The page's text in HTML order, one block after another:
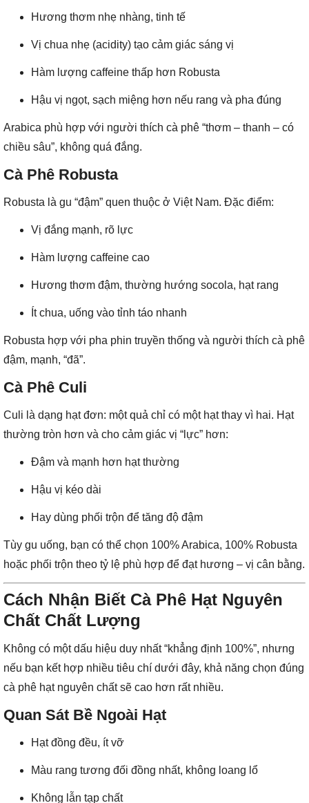
Hương thơm nhẹ nhàng, tinh tế
Vị chua nhẹ (acidity) tạo cảm giác sáng vị
Hàm lượng caffeine thấp hơn Robusta
Hậu vị ngọt, sạch miệng hơn nếu rang và pha đúng
Arabica phù hợp với người thích cà phê “thơm – thanh – có
chiều sâu”, không quá đắng.
Cà Phê Robusta
Robusta là gu “đậm” quen thuộc ở Việt Nam. Đặc điểm:
Vị đắng mạnh, rõ lực
Hàm lượng caffeine cao
Hương thơm đậm, thường hướng socola, hạt rang
Ít chua, uống vào tỉnh táo nhanh
Robusta hợp với pha phin truyền thống và người thích cà phê
đậm, mạnh, “đã”.
Cà Phê Culi
Culi là dạng hạt đơn: một quả chỉ có một hạt thay vì hai. Hạt
thường tròn hơn và cho cảm giác vị “lực” hơn:
Đậm và mạnh hơn hạt thường
Hậu vị kéo dài
Hay dùng phối trộn để tăng độ đậm
Tùy gu uống, bạn có thể chọn 100% Arabica, 100% Robusta
hoặc phối trộn theo tỷ lệ phù hợp để đạt hương – vị cân bằng.
Cách Nhận Biết Cà Phê Hạt Nguyên
Chất Chất Lượng
Không có một dấu hiệu duy nhất “khẳng định 100%”, nhưng
nếu bạn kết hợp nhiều tiêu chí dưới đây, khả năng chọn đúng
cà phê hạt nguyên chất sẽ cao hơn rất nhiều.
Quan Sát Bề Ngoài Hạt
Hạt đồng đều, ít vỡ
Màu rang tương đối đồng nhất, không loang lổ
Không lẫn tạp chất